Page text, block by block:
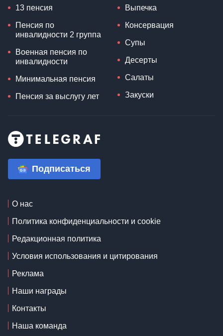
13 пенсия
Пенсия по
инвалидности 2 группа
Военная пенсия по
инвалидности
Минимальная пенсия
Пенсия за выслугу лет
Выпечка
Консервация
Супы
Десерты
Салаты
Закуски
Подписаться
О нас
Политика конфиденциальности и cookie
Редакционная политика
Условия использования и цитирования
Реклама
Наши награды
Контакты
Наша команда